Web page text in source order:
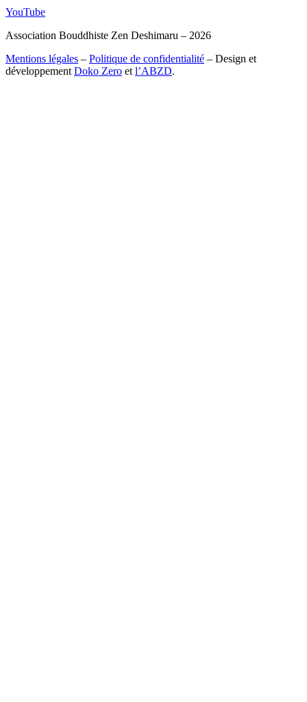
YouTube
Association Bouddhiste Zen Deshimaru – 2026
Mentions légales – Politique de confidentialité – Design et
développement Doko Zero et l’ABZD.